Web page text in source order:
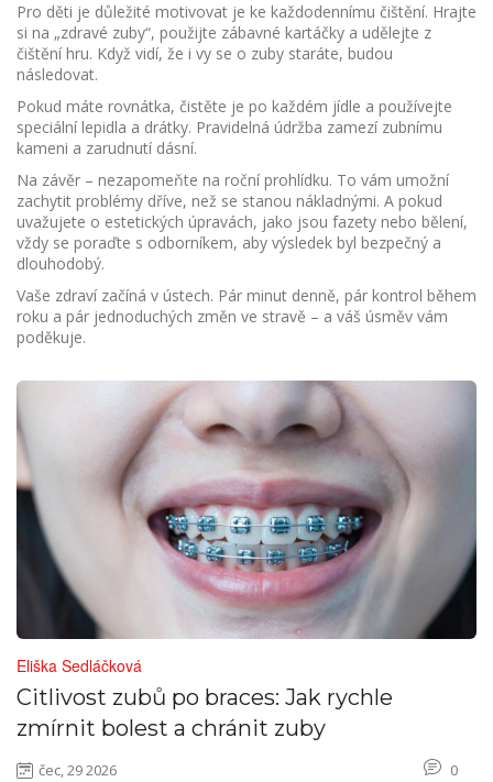
Pro děti je důležité motivovat je ke každodennímu čištění. Hrajte
si na „zdravé zuby“, použijte zábavné kartáčky a udělejte z
čištění hru. Když vidí, že i vy se o zuby staráte, budou
následovat.
Pokud máte rovnátka, čistěte je po každém jídle a používejte
speciální lepidla a drátky. Pravidelná údržba zamezí zubnímu
kameni a zarudnutí dásní.
Na závěr – nezapomeňte na roční prohlídku. To vám umožní
zachytit problémy dříve, než se stanou nákladnými. A pokud
uvažujete o estetických úpravách, jako jsou fazety nebo bělení,
vždy se poraďte s odborníkem, aby výsledek byl bezpečný a
dlouhodobý.
Vaše zdraví začíná v ústech. Pár minut denně, pár kontrol během
roku a pár jednoduchých změn ve stravě – a váš úsměv vám
poděkuje.
Eliška Sedláčková
Citlivost zubů po braces: Jak rychle
zmírnit bolest a chránit zuby
čec, 29 2026 0